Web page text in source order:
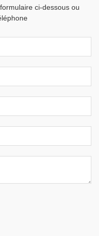
ci-dessous ou